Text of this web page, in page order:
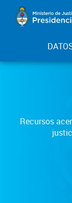
Recursos